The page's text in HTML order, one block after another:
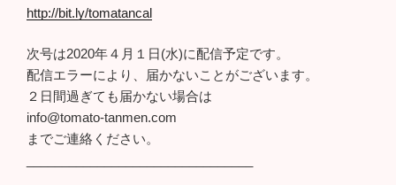
http://bit.ly/tomatancal
次号は2020年４月１日(水)に配信予定です。
配信エラーにより、届かないことがございます。
２日間過ぎても届かない場合は
info@tomato-tanmen.com
までご連絡ください。